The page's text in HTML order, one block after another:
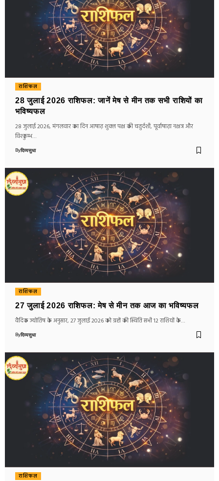
राशिफल
28 जुलाई 2026 राशिफल: जानें मेष से मीन तक सभी राशियों का
भविष्यफल
28 जुलाई 2026, मंगलवार का दिन आषाढ़ शुक्ल पक्ष की चतुर्दशी, पूर्वाषाढ़ा नक्षत्र और
विश्कुम्भ…
Byदिव्यसुधा
राशिफल
27 जुलाई 2026 राशिफल: मेष से मीन तक आज का भविष्यफल
वैदिक ज्योतिष के अनुसार, 27 जुलाई 2026 को ग्रहों की स्थिति सभी 12 राशियों के…
Byदिव्यसुधा
राशिफल